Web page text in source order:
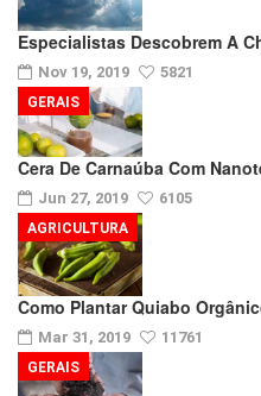
Especialistas Descobrem A
Nov 19, 2019 5821
Cera De Carnaúba Com
Jun 27, 2019 6105
GERAIS
Como Plantar Quiabo
Mar 31, 2019 11761
AGRICULTURA
GERAIS